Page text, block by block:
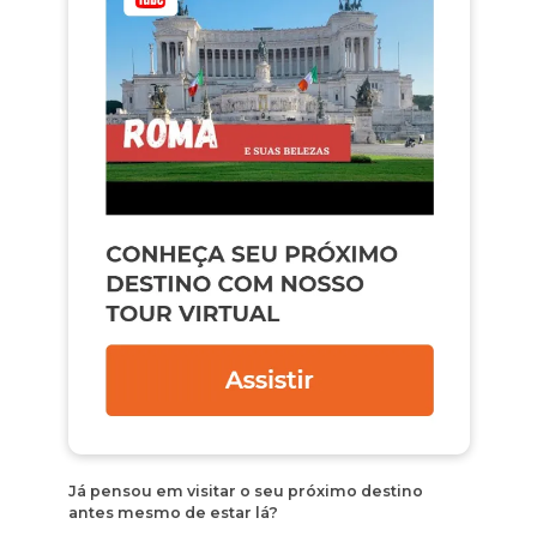
Já pensou em visitar o seu próximo destino
antes mesmo de estar lá?